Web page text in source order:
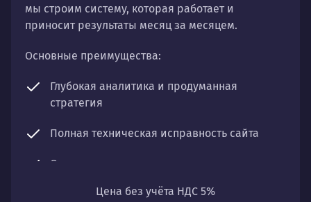
мы строим систему, которая работает и
приносит результаты месяц за месяцем.
Основные преимущества:
Глубокая аналитика и продуманная
стратегия
Полная техническая исправность сайта
Оптимизация контента и структуры
Регулярный мониторинг и чистка профиля
Цена без учёта НДС 5%